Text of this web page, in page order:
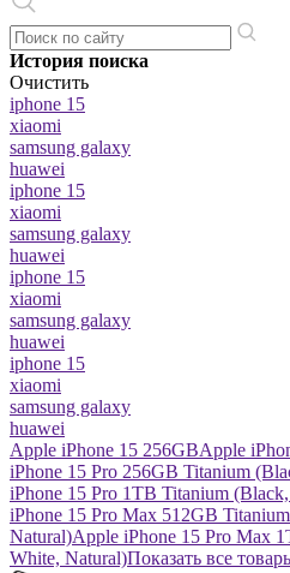
История поиска
Очистить
iphone 15
xiaomi
samsung galaxy
huawei
iphone 15
xiaomi
samsung galaxy
huawei
iphone 15
xiaomi
samsung galaxy
huawei
iphone 15
xiaomi
samsung galaxy
huawei
Apple iPhone 15 256GBApple
iPhone 15 Pro 256GB Titanium
iPhone 15 Pro 1TB Titanium
iPhone 15 Pro Max 512GB
Natural)Apple iPhone 15 Pro Max
White, Natural)Показать все